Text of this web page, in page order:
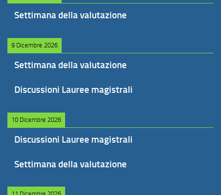
Settimana della valutazione
9 Dicembre 2026
Settimana della valutazione
Discussioni Lauree magistrali
10 Dicembre 2026
Discussioni Lauree magistrali
Settimana della valutazione